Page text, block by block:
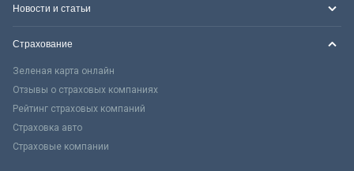
Новости и статьи
Страхование
Зеленая карта онлайн
Отзывы о страховых компаниях
Рейтинг страховых компаний
Страховка авто
Страховые компании